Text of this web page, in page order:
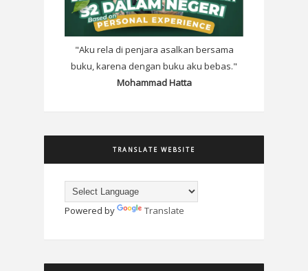
"Aku rela di penjara asalkan bersama
buku, karena dengan buku aku bebas."
Mohammad Hatta
TRANSLATE WEBSITE
Powered by Translate